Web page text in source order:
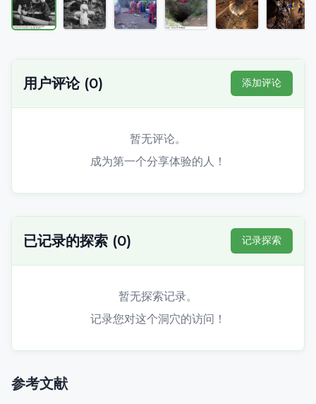
用户评论(0) 添加评论
暂无评论。
成为第一个分享体验的人！
已记录的探索 (0) 记录探索
暂无探索记录。
记录您对这个洞穴的访问！
参考文献